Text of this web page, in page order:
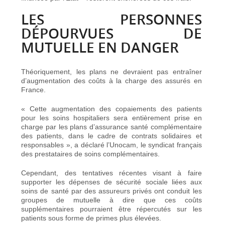
LES PERSONNES
DÉPOURVUES DE
MUTUELLE EN DANGER
Théoriquement, les plans ne devraient pas entraîner
d’augmentation des coûts à la charge des assurés en
France.
« Cette augmentation des copaiements des patients
pour les soins hospitaliers sera entièrement prise en
charge par les plans d’assurance santé complémentaire
des patients, dans le cadre de contrats solidaires et
responsables », a déclaré l’Unocam, le syndicat français
des prestataires de soins complémentaires.
Cependant, des tentatives récentes visant à faire
supporter les dépenses de sécurité sociale liées aux
soins de santé par des assureurs privés ont conduit les
groupes de mutuelle à dire que ces coûts
supplémentaires pourraient être répercutés sur les
patients sous forme de primes plus élevées.